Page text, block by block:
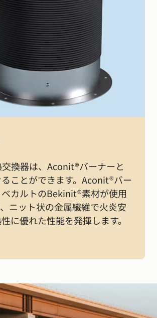
換器は、Aconit®バーナーと
ことができます。Aconit®バー
カルトのBekinit®素材が使用
ニット状の金属繊維で火炎安
に優れた性能を発揮します。